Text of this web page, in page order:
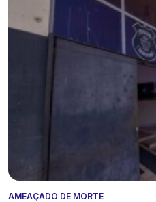
AMEAÇADO DE MORTE